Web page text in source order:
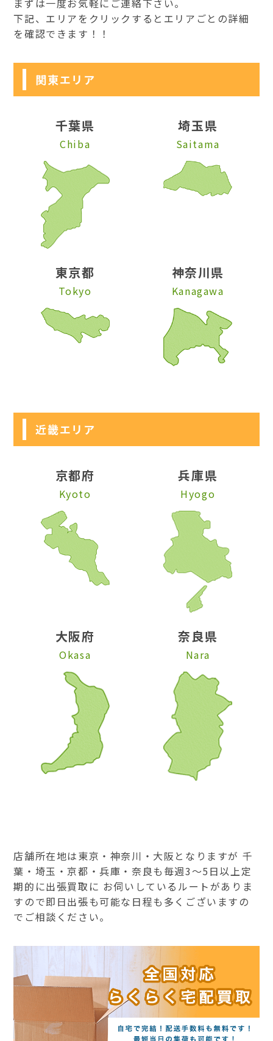
まずは一度お気軽にご連絡下さい。
下記、エリアをクリックするとエリアごとの詳細
を確認できます！！
関東エリア
千葉県
Chiba
埼玉県
Saitama
東京都
Tokyo
神奈川県
Kanagawa
近畿エリア
京都府
Kyoto
兵庫県
Hyogo
大阪府
Okasa
奈良県
Nara
店舗所在地は東京・神奈川・大阪となりますが 千
葉・埼玉・京都・兵庫・奈良も毎週3～5日以上定
期的に出張買取に お伺いしているルートがありま
すので即日出張も可能な日程も多くございますの
でご相談ください。